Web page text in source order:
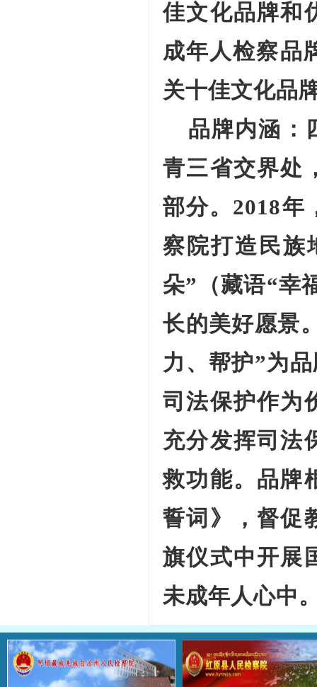
佳文化品牌和
成年人检察品
关十佳文化品
品牌内涵
青三省交界处
部分。2018年
察院打造民族
朵”（藏语“幸
长的美好愿景
力、帮护”为
司法保护作为
充分发挥司法
救功能。品牌
誓词》，督促
旗仪式中开展
未成年人心中